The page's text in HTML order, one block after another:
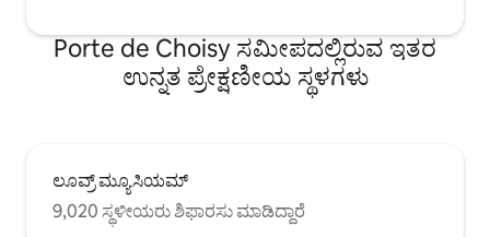
Porte de Choisy ಸಮೀಪದಲ್ಲಿರುವ ಇತರ
ಉನ್ನತ ಪ್ರೇಕ್ಷಣೀಯ ಸ್ಥಳಗಳು
ಲೂವ್ರ್ ಮ್ಯೂಸಿಯಮ್
9,020 ಸ್ಥಳೀಯರು ಶಿಫಾರಸು ಮಾಡಿದ್ದಾರೆ